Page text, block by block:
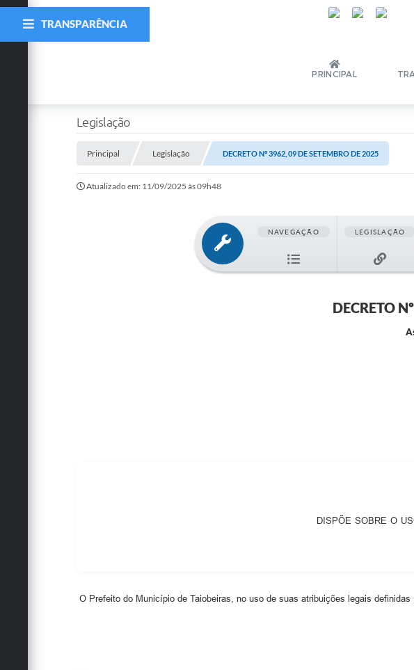
PRINCIPAL
TRANSPARÊNCIA
Legislação
Principal Legislação DECRETO Nº 3962, 09 DE SETEMBRO DE 2025
Atualizado em: 11/09/2025 às 09h48
NAVEGAÇÃO LEGISLAÇÃO
DECRETO
DISPÕE SOBRE O
O Prefeito do Município de Taiobeiras, no uso de suas atribuições legais